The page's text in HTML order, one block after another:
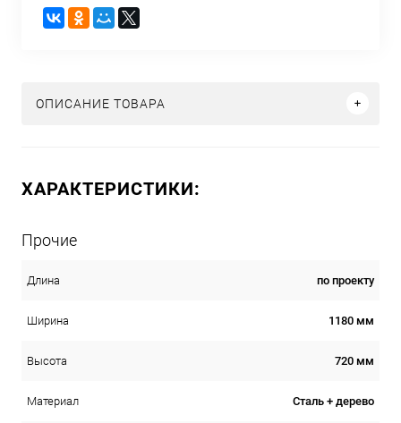
ОПИСАНИЕ ТОВАРА
ХАРАКТЕРИСТИКИ:
Прочие
Длина по проекту
Ширина 1180 мм
Высота 720 мм
Материал Сталь + дерево